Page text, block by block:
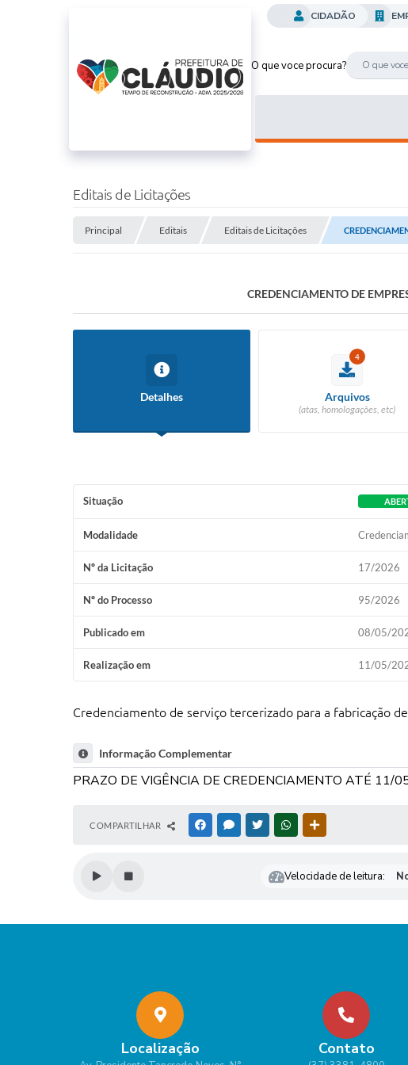
O que voce procura?
CIDADÃO
Editais de Licitações
Principal Editais Editais de Licitações
CREDENCIAMENTO DE
Detalhes
4
Arquivos
(atas, homologações, etc)
Situação
Modalidade
Nº da Licitação 17/2026
Nº do Processo 95/2026
Publicado em 08/05/
Realização em 11/05/
Credenciamento de serviço tercerizado para a fabricação
Informação Complementar
PRAZO DE VIGÊNCIA DE CREDENCIAMENTO ATÉ 11/
COMPARTILHAR FACEBOOKMESSENGER
TWITTERWHATSAPP
Velocidade de leitura:
Localização Contato